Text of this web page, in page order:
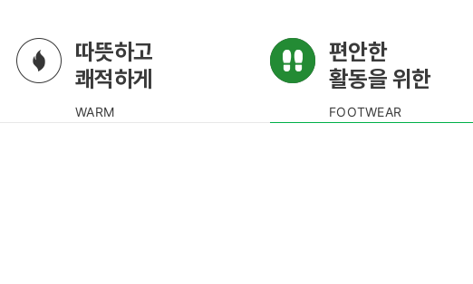
따뜻하고
쾌적하게
WARM
편안한
활동을 위한
FOOTWEAR